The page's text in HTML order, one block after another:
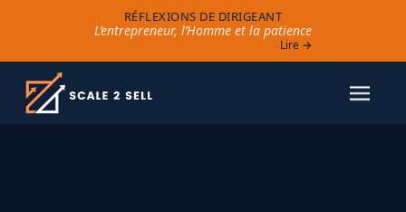
RÉFLEXIONS DE DIRIGEANT
L’entrepreneur, l’Homme et la patience
Lire →